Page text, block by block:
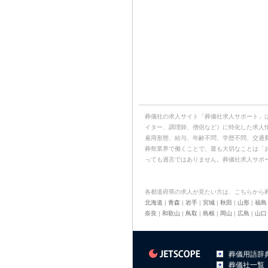
葬儀社の求人サイト「葬儀社求人サポート」
イター、調理師、僧侶など）に特化した求
雇用形態、給与、年齢不問、学歴不問、交
葬祭業界で働くことで、最も大切なことは「
っても過言ではありません。葬儀社求人サポ
各都道府県の求人が見たい方は、こちらから
北海道 | 青森 | 岩手 | 宮城 | 秋田 | 山形 | 福島
奈良 | 和歌山 | 鳥取 | 島根 | 岡山 | 広島 | 山口
葬儀用語辞
葬儀社一覧